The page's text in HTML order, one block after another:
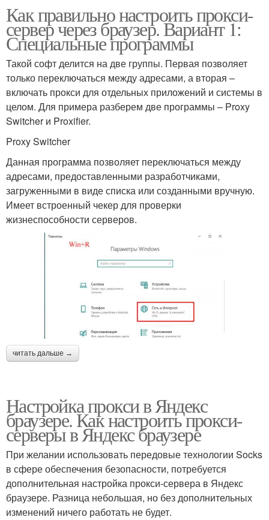
Как правильно настроить прокси-
сервер через браузер. Вариант 1:
Специальные программы
Такой софт делится на две группы. Первая позволяет
только переключаться между адресами, а вторая –
включать прокси для отдельных приложений и системы в
целом. Для примера разберем две программы – Proxy
Switcher и Proxifier.
Proxy Switcher
Данная программа позволяет переключаться между
адресами, предоставленными разработчиками,
загруженными в виде списка или созданными вручную.
Имеет встроенный чекер для проверки
жизнеспособности серверов.
читать дальше →
Настройка прокси в Яндекс
браузере. Как настроить прокси-
серверы в Яндекс браузере
При желании использовать передовые технологии Socks
в сфере обеспечения безопасности, потребуется
дополнительная настройка прокси-сервера в Яндекс
браузере. Разница небольшая, но без дополнительных
изменений ничего работать не будет.